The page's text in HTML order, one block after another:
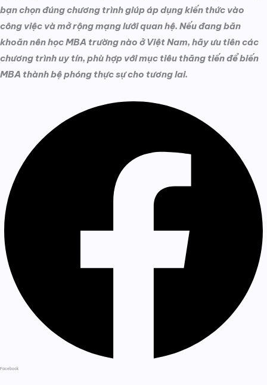
bạn chọn đúng chương trình giúp áp dụng kiến thức vào
công việc và mở rộng mạng lưới quan hệ. Nếu đang băn
khoăn nên học MBA trường nào ở Việt Nam, hãy ưu tiên các
chương trình uy tín, phù hợp với mục tiêu thăng tiến để biến
MBA thành bệ phóng thực sự cho tương lai.
Facebook